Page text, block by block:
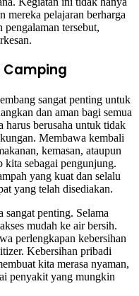
mereka pelajaran berharga
tersebut,
Camping
sangat penting untuk
dan aman bagi semua
harus berusaha untuk tidak
Membawa kembali
kemasan, ataupun
kita sebagai pengunjung.
yang kuat dan selalu
yang telah disediakan.
penting. Selama
mudah ke air bersih.
perlengkapan kebersihan
Kebersihan pribadi
kita merasa nyaman,
penyakit yang mungkin